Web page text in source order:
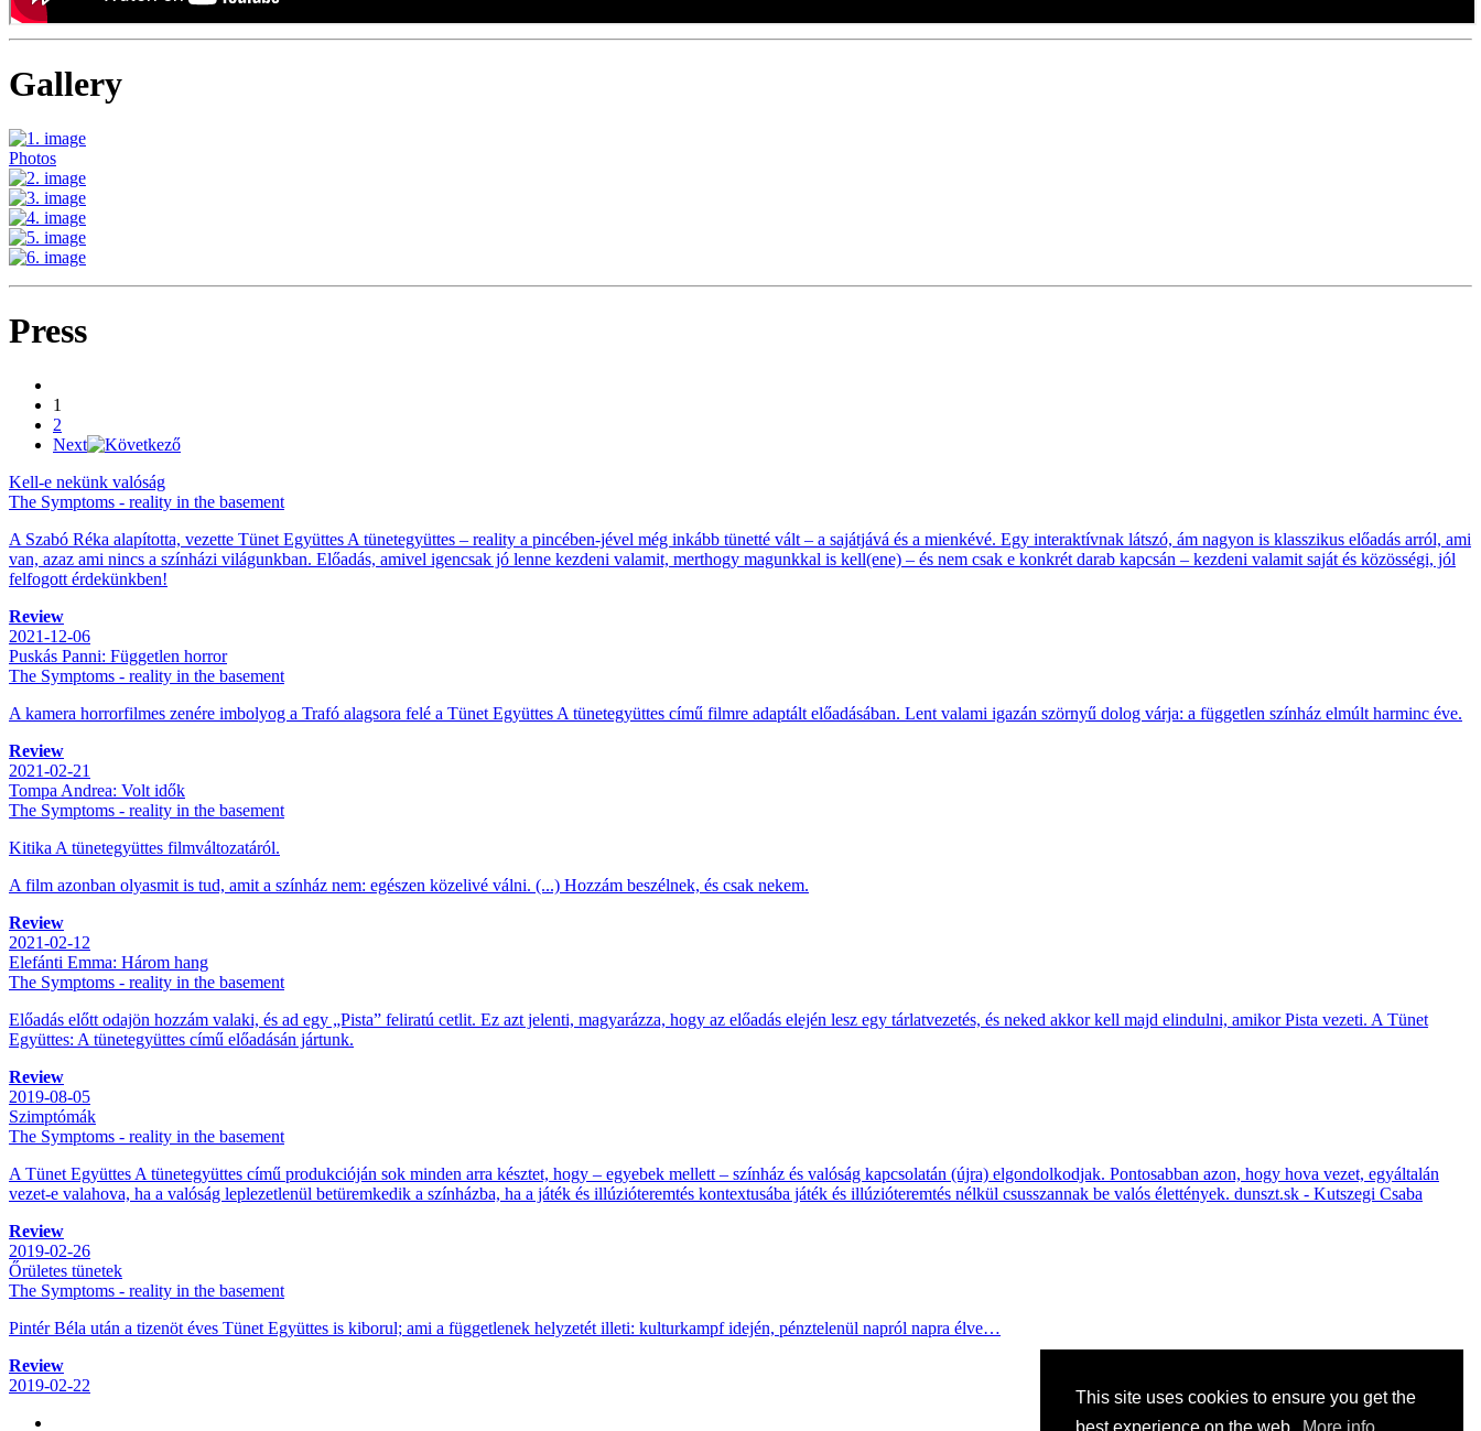
This site uses cookies to ensure you get the
Gallery
Photos
Press
1
2
Next
Kell-e nekünk valóság
The Symptoms - reality in the basement
A Szabó Réka alapította, vezette Tünet Együttes A tünetegyüttes – reality a pincében-jével még inkább tünetté vált – a sajátjává és a mienkévé. Egy interaktívnak látszó, ám nagyon is klasszikus előadás arról, ami
van, azaz ami nincs a színházi világunkban. Előadás, amivel igencsak jó lenne kezdeni valamit, merthogy magunkkal is kell(ene) – és nem csak e konkrét darab kapcsán – kezdeni valamit saját és közösségi, jól
felfogott érdekünkben!
Review
2021-12-06
Puskás Panni: Független horror
The Symptoms - reality in the basement
A kamera horrorfilmes zenére imbolyog a Trafó alagsora felé a Tünet Együttes A tünetegyüttes című filmre adaptált előadásában. Lent valami igazán szörnyű dolog várja: a független színház elmúlt harminc éve.
Review
2021-02-21
Tompa Andrea: Volt idők
The Symptoms - reality in the basement
Kitika A tünetegyüttes filmváltozatáról.
A film azonban olyasmit is tud, amit a színház nem: egészen közelivé válni. (...) Hozzám beszélnek, és csak nekem.
Review
2021-02-12
Elefánti Emma: Három hang
The Symptoms - reality in the basement
Előadás előtt odajön hozzám valaki, és ad egy „Pista” feliratú cetlit. Ez azt jelenti, magyarázza, hogy az előadás elején lesz egy tárlatvezetés, és neked akkor kell majd elindulni, amikor Pista vezeti. A Tünet
Együttes: A tünetegyüttes című előadásán jártunk.
Review
2019-08-05
Szimptómák
The Symptoms - reality in the basement
A Tünet Együttes A tünetegyüttes című produkcióján sok minden arra késztet, hogy – egyebek mellett – színház és valóság kapcsolatán (újra) elgondolkodjak. Pontosabban azon, hogy hova vezet, egyáltalán
vezet-e valahova, ha a valóság leplezetlenül betüremkedik a színházba, ha a játék és illúzióteremtés kontextusába játék és illúzióteremtés nélkül csusszannak be valós élettények. dunszt.sk - Kutszegi Csaba
Review
2019-02-26
Őrületes tünetek
The Symptoms - reality in the basement
Pintér Béla után a tizenöt éves Tünet Együttes is kiborul; ami a függetlenek helyzetét illeti: kulturkampf idején, pénztelenül napról napra élve…
Review
2019-02-22